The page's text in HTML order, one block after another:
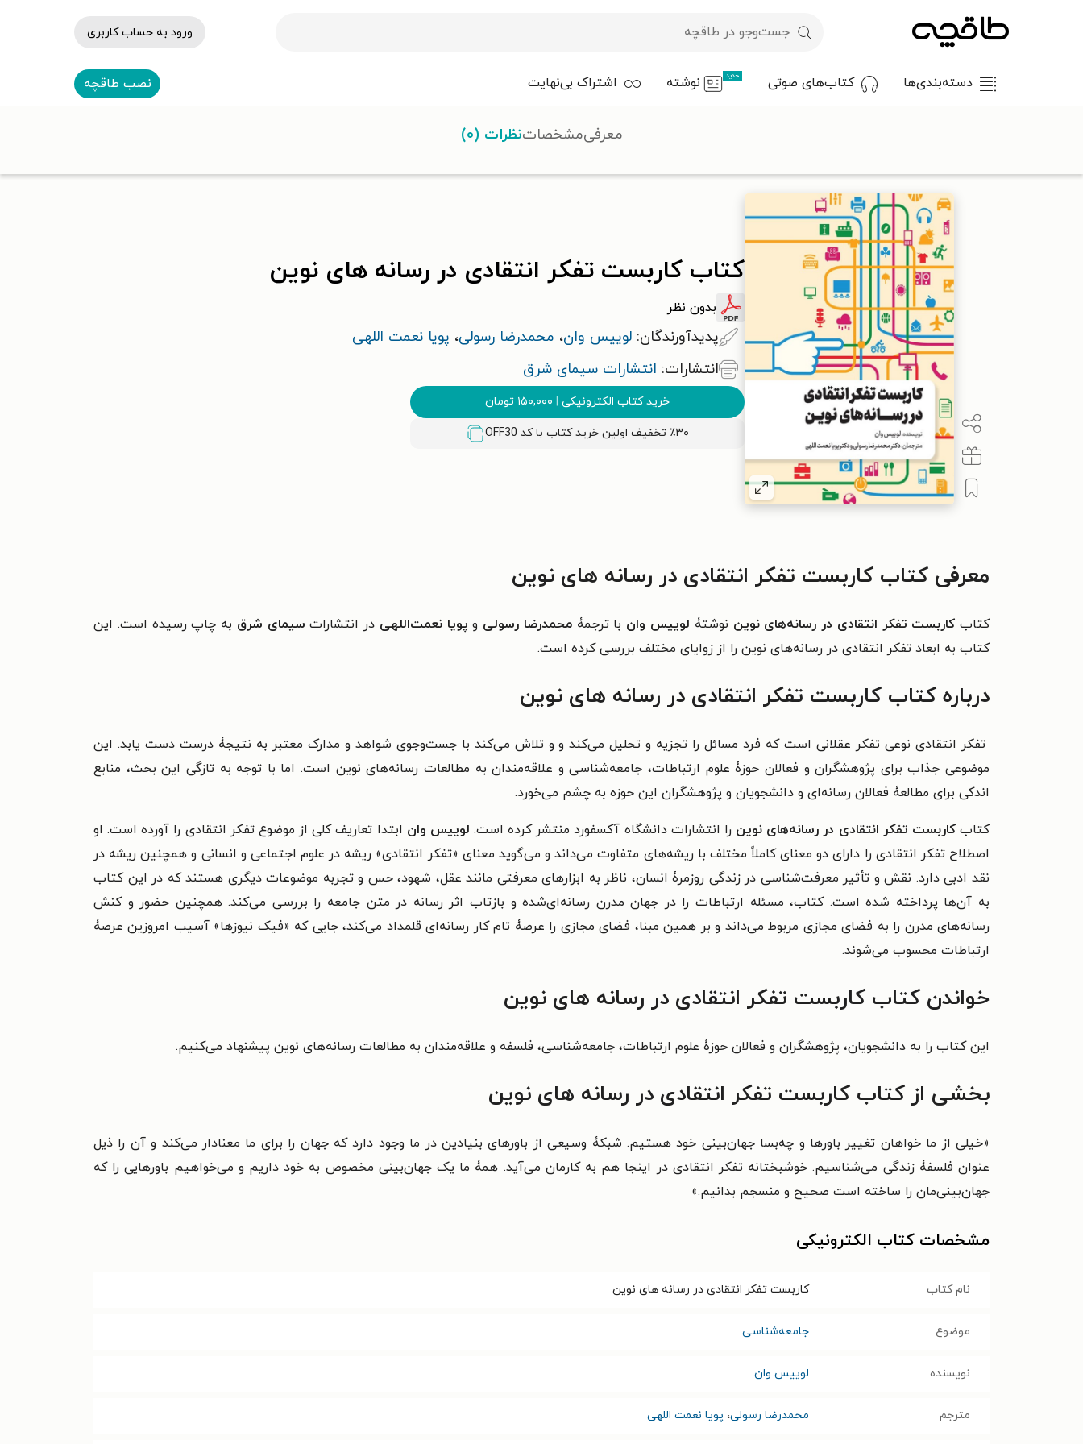
ورود به حساب کاربری
دسته‌بندی‌ها کتاب‌های صوتی جدید نوشته اشتراک بی‌نهایت نصب طاقچه
کتاب کاربست تفکر انتقادی در رسانه های نوین
بدون نظر
پدیدآورندگان: لوییس وان، محمدرضا رسولی، پویا نعمت اللهی
انتشارات: انتشارات سیمای شرق
خرید کتاب الکترونیکی | ۱۵۰,۰۰۰ تومان
٪۳۰ تخفیف اولین خرید کتاب با کد OFF30
معرفیمشخصاتنظرات (۰)
معرفی کتاب کاربست تفکر انتقادی در رسانه های نوین
کتاب کاربست تفکر انتقادی در رسانه‌های نوین نوشتۀ لوییس وان با ترجمۀمحمدرضا رسولی و پویا نعمت‌اللهی در انتشارات سیمای شرق به چاپ رسیده است. این
کتاب به ابعاد تفکر انتقادی در رسانه‌های نوین را از زوایای مختلف بررسی کرده است.
درباره کتاب کاربست تفکر انتقادی در رسانه های نوین
تفکر انتقادی نوعی تفکر عقلانی است که فرد مسائل را تجزیه‌ و تحلیل می‌کند و و تلاش می‌کند با جست‌وجوی شواهد و مدارک معتبر به نتیجۀ درست دست یابد. این
موضوعی جذاب برای پژوهشگران و فعالان حوزۀ علوم ارتباطات، جامعه‌شناسی و علاقه‌مندان به مطالعات رسانه‌های نوین است. اما با توجه به تازگی این بحث، منابع
اندکی برای مطالعۀ فعالان رسانه‌ای و دانشجویان و پژوهشگران این حوزه به چشم می‌خورد.
کتابکاربست تفکر انتقادی در رسانه‌های نوین را انتشارات دانشگاه آکسفورد منتشر کرده است. لوییس وان ابتدا تعاریف کلی از موضوع تفکر انتقادی را آورده است. او
اصطلاح تفکر انتقادی را دارای دو معنای کاملاً مختلف با ریشه‌های متفاوت می‌داند و می‌گوید معنای «تفکر انتقادی» ریشه در علوم اجتماعی و انسانی و همچنین ریشه در
نقد ادبی دارد. نقش و تأثیر معرفت‌شناسی در زندگی روزمرۀ انسان، ناظر به ابزارهای معرفتی مانند عقل، شهود، حس و تجربه موضوعات دیگری هستند که در این کتاب
به آن‌ها پرداخته شده است. کتاب، مسئله ارتباطات را در جهان مدرن رسانه‌ای‌شده و بازتاب اثر رسانه در متن جامعه را بررسی می‌کند. همچنین حضور و کنش
رسانه‌های مدرن را به فضای مجازی مربوط می‌داند و بر همین مبنا، فضای مجازی را عرصۀ تام کار رسانه‌ای قلمداد می‌کند، جایی که «فیک‌ نیوزها» آسیب امروزین عرصۀ
ارتباطات محسوب می‌‌شوند.
خواندن کتاب کاربست تفکر انتقادی در رسانه های نوین
این کتاب را به دانشجویان، پژوهشگران و فعالان حوزۀ علوم ارتباطات، جامعه‌شناسی، فلسفه و علاقه‌مندان به مطالعات رسانه‌های نوین پیشنهاد می‌کنیم.
بخشی از کتاب کاربست تفکر انتقادی در رسانه های نوین
«خیلی از ما خواهان تغییر باورها و چه‌بسا جهان‌بینی خود هستیم. شبکۀ وسیعی از باورهای بنیادین در ما وجود دارد که جهان را برای ما معنادار می‌کند و آن را ذیل
عنوان فلسفۀ زندگی می‌شناسیم. خوشبختانه تفکر انتقادی در اینجا هم به کارمان می‌آید. همۀ ما یک جهان‌بینی مخصوص به خود داریم و می‌خواهیم باورهایی را که
جهان‌بینی‌مان را ساخته است صحیح و منسجم بدانیم.»
مشخصات کتاب الکترونیکی
نام کتاب کاربست تفکر انتقادی در رسانه های نوین
موضوع جامعه‌شناسی
نویسنده لوییس وان
مترجم محمدرضا رسولی، پویا نعمت اللهی